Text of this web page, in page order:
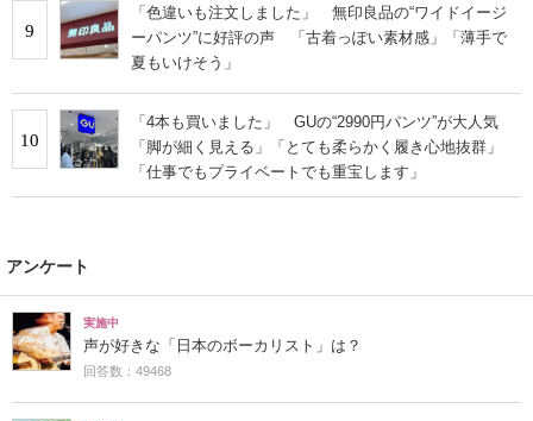
9
「色違いも注文しました」 無印良品の“ワイドイージ
ーパンツ”に好評の声 「古着っぽい素材感」「薄手で
夏もいけそう」
10
「4本も買いました」 GUの“2990円パンツ”が大人気
「脚が細く見える」「とても柔らかく履き心地抜群」
「仕事でもプライベートでも重宝します」
アンケート
実施中
声が好きな「日本のボーカリスト」は？
回答数：49468